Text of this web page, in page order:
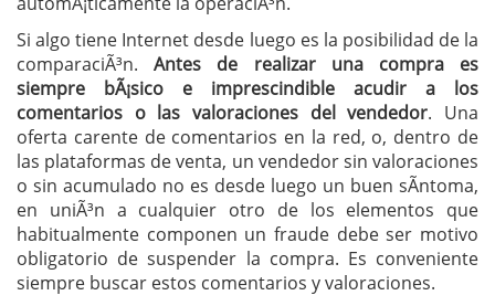
Si algo tiene Internet desde luego es la posibilidad de la
comparaciÃ³n.Antes de realizar una compra es
siempre bÃ¡sico e imprescindible acudir a los
comentarios o las valoraciones del vendedor. Una
oferta carente de comentarios en la red, o, dentro de
las plataformas de venta, un vendedor sin valoraciones
o sin acumulado no es desde luego un buen sÃ­ntoma,
en uniÃ³n a cualquier otro de los elementos que
habitualmente componen un fraude debe ser motivo
obligatorio de suspender la compra. Es conveniente
siempre buscar estos comentarios y valoraciones.